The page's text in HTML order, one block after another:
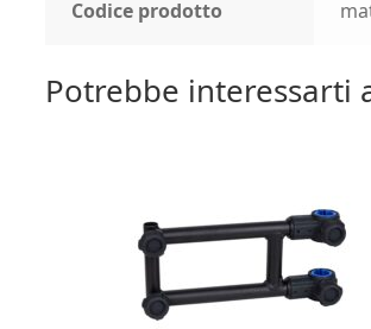
Codice prodotto
Potrebbe interessarti